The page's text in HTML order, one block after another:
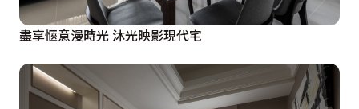
盡享愜意漫時光 沐光映影現代宅